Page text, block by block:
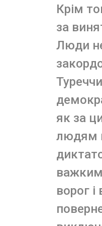
Крім
за
Люди
як за
людям
ворог і